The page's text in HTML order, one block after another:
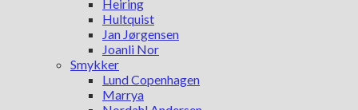
Heiring
Hultquist
Jan Jørgensen
Joanli Nor
Smykker
Lund Copenhagen
Marrya